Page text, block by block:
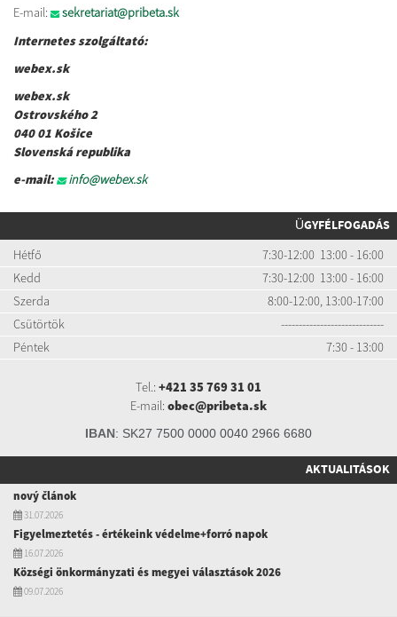
E-mail:
sekretariat@pribeta.sk
Internetes szolgáltató:
webex.sk
webex.sk
Ostrovského 2
040 01 Košice
Slovenská republika
e-mail:
info@webex.sk
ÜGYFÉLFOGADÁS
Hétfő
7:30-12:00 13:00 - 16:00
Kedd
7:30-12:00 13:00 - 16:00
Szerda
8:00-12:00, 13:00-17:00
Csütörtök
-----------------------------
Péntek
7:30 - 13:00
Tel.: +421 35 769 31 01
E-mail: obec@pribeta.sk
IBAN: SK27 7500 0000 0040 2966 6680
AKTUALITÁSOK
nový článok
31.07.2026
Figyelmeztetés - értékeink védelme+forró napok
16.07.2026
Községi önkormányzati és megyei választások 2026
09.07.2026